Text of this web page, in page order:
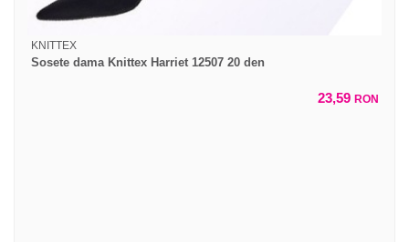
KNITTEX
Sosete dama Knittex Harriet 12507 20 den
23,59 RON